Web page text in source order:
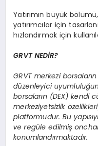
Yatırımın büyük
yatırımcılar için
hızlandırmak için
GRVT NEDİR?
GRVT merkezi
düzenleyici
borsaların (DEX) kendi
merkeziyetsizlik ö
platformudur. Bu
ve regüle edilmiş
konumlandırmaktadır.